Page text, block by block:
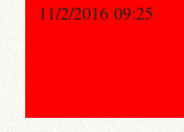
11/2/2016 09:25